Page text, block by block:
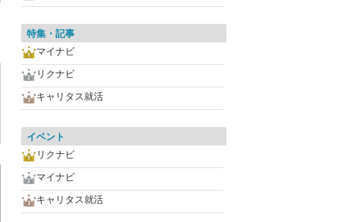
特集・記事
マイナビ
リクナビ
キャリタス就活
イベント
リクナビ
マイナビ
キャリタス就活